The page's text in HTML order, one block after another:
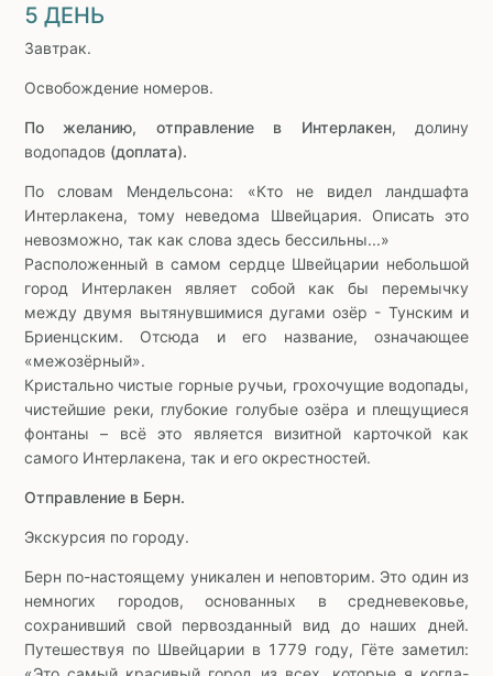
5 ДЕНЬ
Завтрак.
Освобождение номеров.
По желанию, отправление в Интерлакен, долину
водопадов (доплата).
По словам Мендельсона: «Кто не видел ландшафта
Интерлакена, тому неведома Швейцария. Описать это
невозможно, так как слова здесь бессильны...»
Расположенный в самом сердце Швейцарии небольшой
город Интерлакен являет собой как бы перемычку
между двумя вытянувшимися дугами озёр - Тунским и
Бриенцским. Отсюда и его название, означающее
«межозёрный».
Кристально чистые горные ручьи, грохочущие водопады,
чистейшие реки, глубокие голубые озёра и плещущиеся
фонтаны – всё это является визитной карточкой как
самого Интерлакена, так и его окрестностей.
Отправление в Берн.
Экскурсия по городу.
Берн по-настоящему уникален и неповторим. Это один из
немногих городов, основанных в средневековье,
сохранивший свой первозданный вид до наших дней.
Путешествуя по Швейцарии в 1779 году, Гёте заметил: